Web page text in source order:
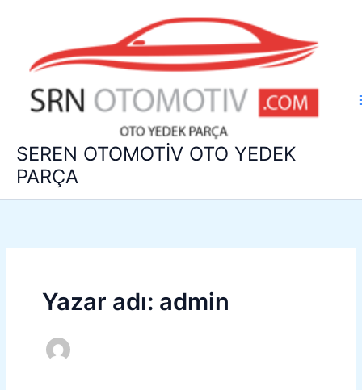
SEREN OTOMOTİV OTO YEDEK
PARÇA
Yazar adı: admin